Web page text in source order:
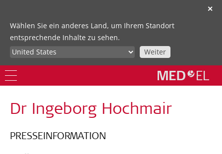
✕
Wählen Sie ein anderes Land, um Ihrem Standort
entsprechende Inhalte zu sehen.
Weiter
Dr Ingeborg Hochmair
PRESSEINFORMATION